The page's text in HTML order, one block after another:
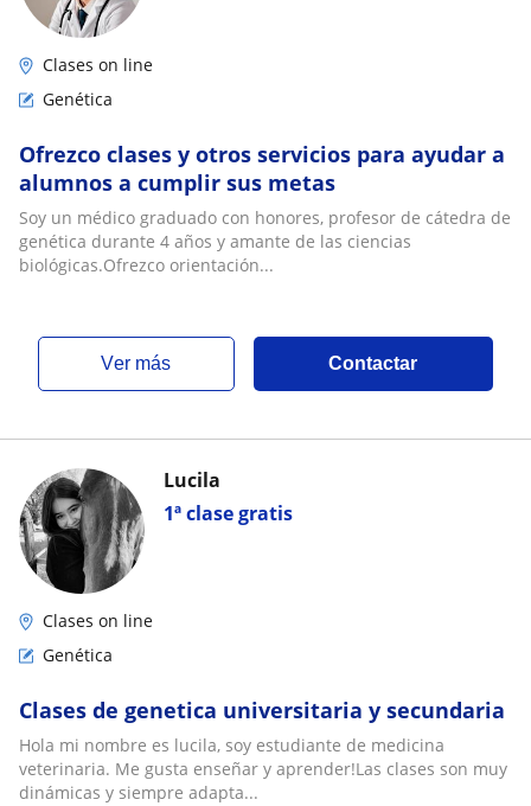
Clases on line
Genética
Ofrezco clases y otros servicios para ayudar a
alumnos a cumplir sus metas
Soy un médico graduado con honores, profesor de cátedra de
genética durante 4 años y amante de las ciencias
biológicas.Ofrezco orientación...
ver más Contactar
1ª clase gratis
Lucila
Clases on line
Genética
Clases de genetica universitaria y secundaria
Hola mi nombre es lucila, soy estudiante de medicina
veterinaria. Me gusta enseñar y aprender!Las clases son muy
dinámicas y siempre adapta...